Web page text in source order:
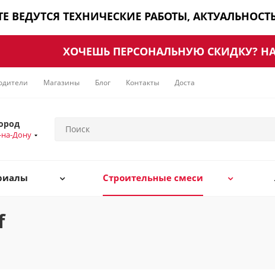
ВЕДУТСЯ ТЕХНИЧЕСКИЕ РАБОТЫ,
ХОЧЕШЬ ПЕРСОНАЛЬНУЮ СКИДКУ?
Магазины Блог Контакты Доставка
на-Дону
Строительные смеси